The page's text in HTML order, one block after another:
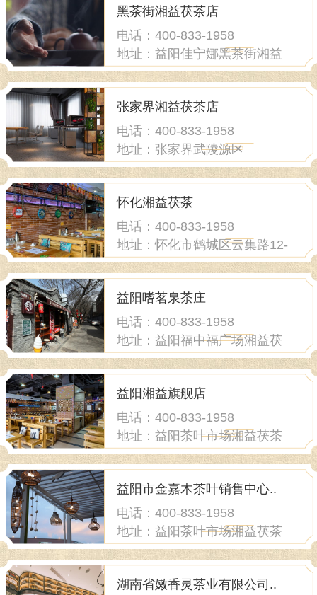
黑茶街湘益茯茶店
电话：400-833-1958
地址：益阳佳宁娜黑茶街湘益
茯茶店
张家界湘益茯茶店
电话：400-833-1958
地址：张家界武陵源区
怀化湘益茯茶
电话：400-833-1958
地址：怀化市鹤城区云集路12-
16门面
益阳嗜茗泉茶庄
电话：400-833-1958
地址：益阳福中福广场湘益茯
茶店
益阳湘益旗舰店
电话：400-833-1958
地址：益阳茶叶市场湘益茯茶
店
益阳市金嘉木茶叶销售中心..
电话：400-833-1958
地址：益阳茶叶市场湘益茯茶
店
湖南省嫩香灵茶业有限公司..